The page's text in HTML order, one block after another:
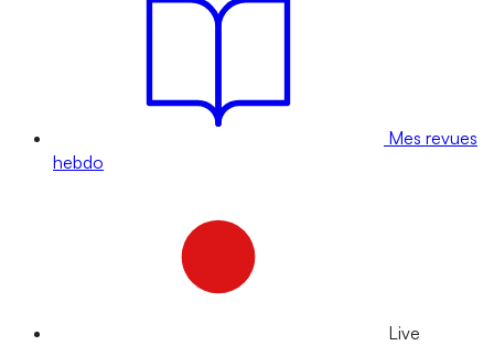
Mes revues
hebdo
Live